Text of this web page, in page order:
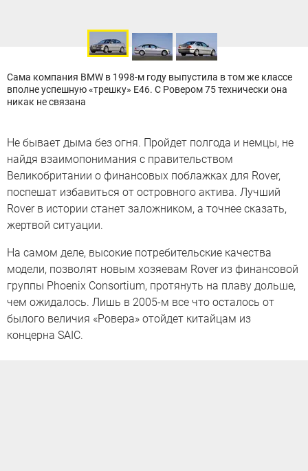
Сама компания BMW в 1998-м году выпустила в том же классе
вполне успешную «трешку» Е46. С Ровером 75 технически она
никак не связана
Не бывает дыма без огня. Пройдет полгода и немцы, не
найдя взаимопонимания с правительством
Великобритании о финансовых поблажках для Rover,
поспешат избавиться от островного актива. Лучший
Rover в истории станет заложником, а точнее сказать,
жертвой ситуации.
На самом деле, высокие потребительские качества
модели, позволят новым хозяевам Rover из финансовой
группы Phoenix Consortium, протянуть на плаву дольше,
чем ожидалось. Лишь в 2005-м все что осталось от
былого величия «Ровера» отойдет китайцам из
концерна SAIC.